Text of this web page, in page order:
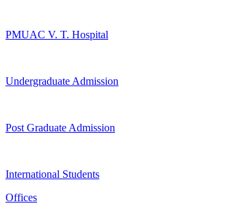
PMUAC V. T. Hospital
Undergraduate Admission
Post Graduate Admission
International Students
Offices